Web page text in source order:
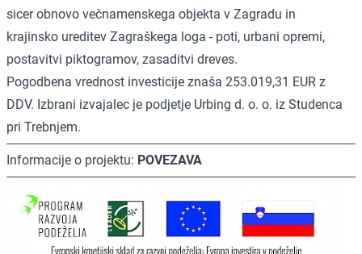
sicer obnovo večnamenskega objekta v Zagradu in
krajinsko ureditev Zagraškega loga - poti, urbani opremi,
postavitvi piktogramov, zasaditvi dreves.
Pogodbena vrednost investicije znaša 253.019,31 EUR z
DDV. Izbrani izvajalec je podjetje Urbing d. o. o. iz Studenca
pri Trebnjem.
Informacije o projektu: POVEZAVA